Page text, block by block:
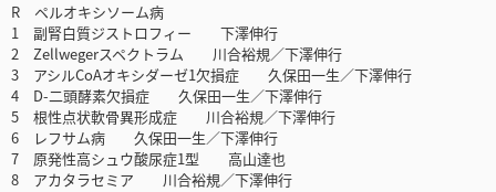
R ペルオキシソーム病
1 副腎白質ジストロフィー 下澤伸行
2 Zellwegerスペクトラム 川合裕規／下澤伸行
3 アシルCoAオキシダーゼ1欠損症 久保田一生／下澤伸行
4 D-二頭酵素欠損症 久保田一生／下澤伸行
5 根性点状軟骨異形成症 川合裕規／下澤伸行
6 レフサム病 久保田一生／下澤伸行
7 原発性高シュウ酸尿症1型 高山達也
8 アカタラセミア 川合裕規／下澤伸行